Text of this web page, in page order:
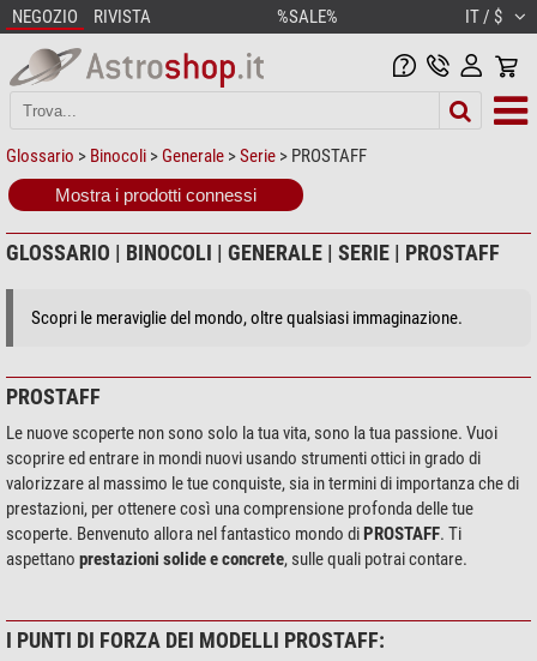
NEGOZIO RIVISTA %SALE% IT / $
Glossario > Binocoli > Generale >Serie > PROSTAFF
Mostra i prodotti connessi
GLOSSARIO | BINOCOLI | GENERALE | SERIE | PROSTAFF
Scopri le meraviglie del mondo, oltre qualsiasi immaginazione.
PROSTAFF
Le nuove scoperte non sono solo la tua vita, sono la tua passione. Vuoi
scoprire ed entrare in mondi nuovi usando strumenti ottici in grado di
valorizzare al massimo le tue conquiste, sia in termini di importanza che di
prestazioni, per ottenere così una comprensione profonda delle tue
scoperte. Benvenuto allora nel fantastico mondo diPROSTAFF. Ti
aspettano prestazioni solide e concrete, sulle quali potrai contare.
I PUNTI DI FORZA DEI MODELLI PROSTAFF: